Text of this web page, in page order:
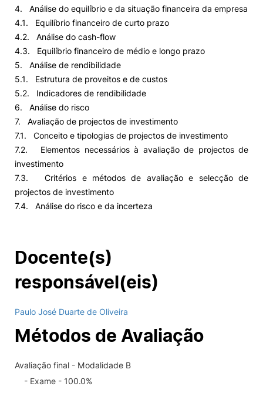
4. Análise do equilíbrio e da situação financeira da empresa
4.1. Equilíbrio financeiro de curto prazo
4.2. Análise do cash-flow
4.3. Equilíbrio financeiro de médio e longo prazo
5. Análise de rendibilidade
5.1. Estrutura de proveitos e de custos
5.2. Indicadores de rendibilidade
6. Análise do risco
7. Avaliação de projectos de investimento
7.1. Conceito e tipologias de projectos de investimento
7.2. Elementos necessários à avaliação de projectos de
investimento
7.3. Critérios e métodos de avaliação e selecção de
projectos de investimento
7.4. Análise do risco e da incerteza
Docente(s)
responsável(eis)
Paulo José Duarte de Oliveira
Métodos de Avaliação
Avaliação final - Modalidade B
- Exame - 100.0%